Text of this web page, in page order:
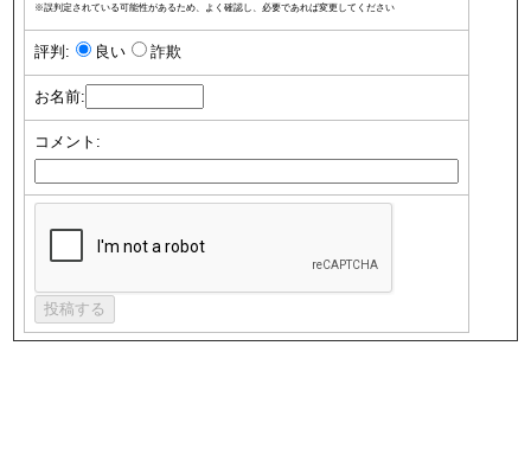
※誤判定されている可能性があるため、よく確認し、必要であれば変更してください
評判: 良い 詐欺
お名前:
コメント: